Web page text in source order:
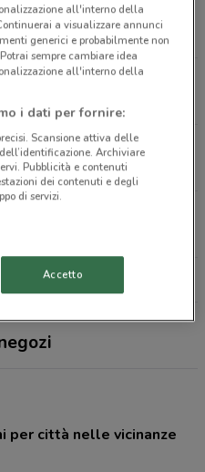
Roma
Roma
Tutti i negozi Medi-Market
per città nelle vicinanze
all'interno della
a visualizzare annunci
generici e probabilmente non
sempre cambiare idea
all'interno della
i dati per fornire:
Scansione attiva delle
Archiviare
Pubblicità e contenuti
dei contenuti e degli
di servizi.
Accetto